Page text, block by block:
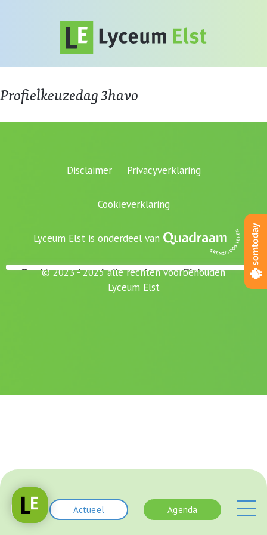
Actueel Agenda
Profielkeuzedag 3havo
Disclaimer Privacyverklaring
Cookieverklaring
Lyceum Elst is onderdeel van
© 2023 - 2025 alle rechten voorbehouden
Lyceum Elst